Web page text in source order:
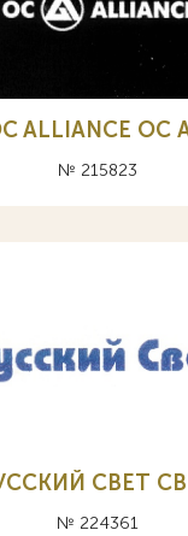
ALLIANCE ОС
№ 215823
СВЕТ
№ 224361